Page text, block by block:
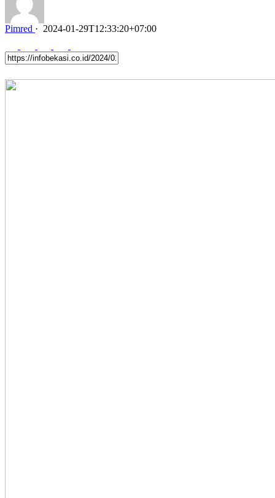
Pimred · 2024-01-29T12:33:20+07:00